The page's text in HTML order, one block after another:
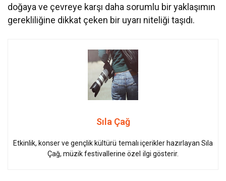
doğaya ve çevreye karşı daha sorumlu bir yaklaşımın
gerekliliğine dikkat çeken bir uyarı niteliği taşıdı.
Sıla Çağ
Etkinlik, konser ve gençlik kültürü temalı içerikler hazırlayan Sıla
Çağ, müzik festivallerine özel ilgi gösterir.